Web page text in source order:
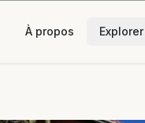
À propos Explorer